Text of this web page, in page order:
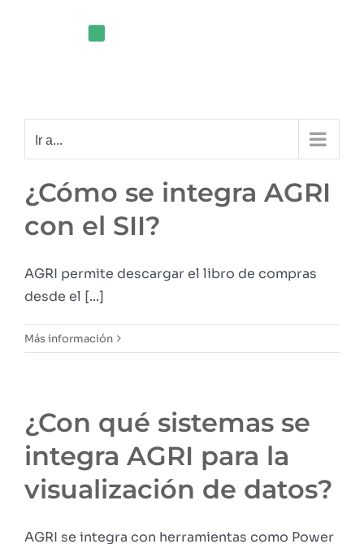
Ir a...
¿Cómo se integra AGRI
con el SII?
AGRI permite descargar el libro de compras
desde el [...]
Más información
¿Con qué sistemas se
integra AGRI para la
visualización de datos?
AGRI se integra con herramientas como Power